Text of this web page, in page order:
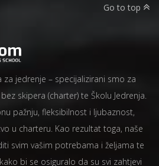
Go to top
za jedrenje – specijalizirani smo za
skipera (charter) te Školu Jedrenja.
pažnju, fleksibilnost i ljubaznost,
u charteru. Kao rezultat toga, naše
svim vašim potrebama i željama te
bi se osiguralo da su svi zahtjevi